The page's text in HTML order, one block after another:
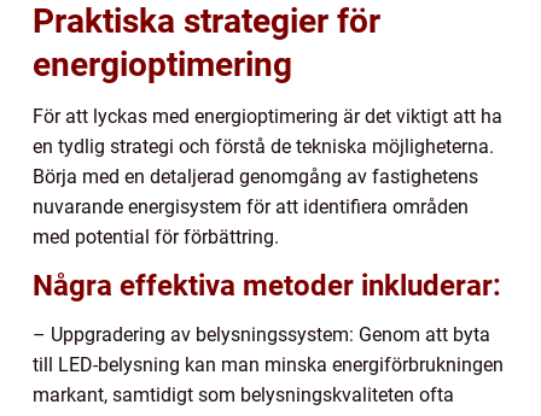
Praktiska strategier för
energioptimering
För att lyckas med energioptimering är det viktigt att ha
en tydlig strategi och förstå de tekniska möjligheterna.
Börja med en detaljerad genomgång av fastighetens
nuvarande energisystem för att identifiera områden
med potential för förbättring.
Några effektiva metoder inkluderar:
– Uppgradering av belysningssystem: Genom att byta
till LED-belysning kan man minska energiförbrukningen
markant, samtidigt som belysningskvaliteten ofta